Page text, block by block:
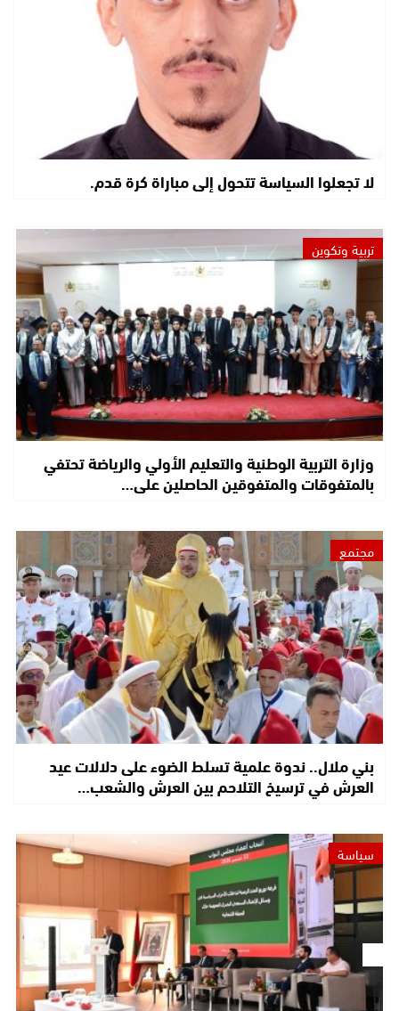
لا تجعلوا السياسة تتحول إلى مباراة كرة قدم.
تربية وتكوين
وزارة التربية الوطنية والتعليم الأولي والرياضة تحتفي
بالمتفوقات والمتفوقين الحاصلين على…
مجتمع
بني ملال.. ندوة علمية تسلط الضوء على دلالات عيد
العرش في ترسيخ التلاحم بين العرش والشعب…
سياسة